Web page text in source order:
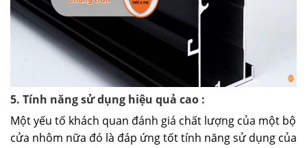
5. Tính năng sử dụng hiệu quả cao :
Một yếu tố khách quan đánh giá chất lượng của một bộ
cửa nhôm nữa đó là đáp ứng tốt tính năng sử dụng của